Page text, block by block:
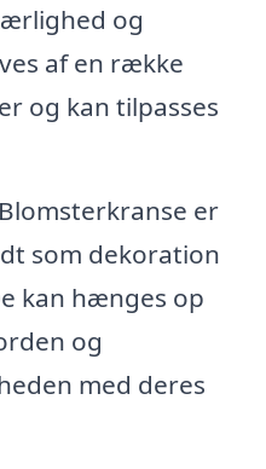
og
af en række
og kan tilpasses
Blomsterkranse er
som dekoration
kan hænges op
og
med deres